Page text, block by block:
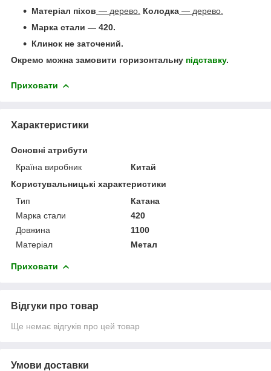
Матеріал піхов — дерево. Колодка — дерево.
Марка стали ― 420.
Клинок не заточений.
Окремо можна замовити горизонтальну підставку.
Приховати
Характеристики
Основні атрибути
Країна виробник
Китай
Користувальницькі характеристики
Тип
Катана
Марка стали
420
Довжина
1100
Матеріал
Метал
Приховати
Відгуки про товар
Ще немає відгуків про цей товар
Умови доставки